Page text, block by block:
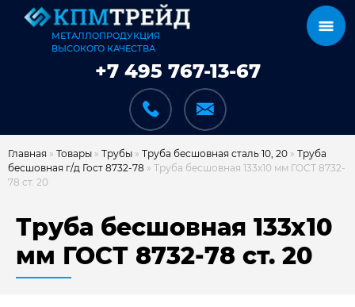
МЕТАЛЛОПРОДУКЦИЯ
ВЫСОКОГО КАЧЕСТВА
+7 495 767-13-67
Главная » Товары » Трубы » Труба бесшовная сталь 10, 20 » Труба
бесшовная г/д Гост 8732-78 » Труба бесшовная 133х10 мм ГОСТ 8732-
78 ст. 20
Труба бесшовная 133х10
мм ГОСТ 8732-78 ст. 20